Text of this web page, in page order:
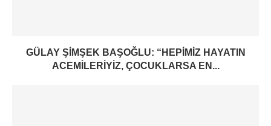
GÜLAY ŞIMŞEK BAŞOĞLU: “HEPIMIZ HAYATIN
ACEMILERIYIZ, ÇOCUKLARSA EN...